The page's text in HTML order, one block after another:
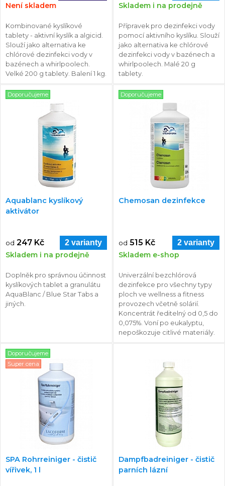
Není skladem
Kombinované kyslíkové
tablety - aktivní kyslík a algicid.
Slouží jako alternativa ke
chlórové dezinfekci vody v
bazénech a whirlpoolech.
Velké 200 g tablety. Balení 1 kg.
Skladem i na prodejně
Přípravek pro dezinfekci vody
pomocí aktivního kyslíku. Slouží
jako alternativa ke chlórové
dezinfekci vody v bazénech a
whirlpoolech. Malé 20 g
tablety.
Doporučujeme
Aquablanc kyslíkový
aktivátor
od 247 Kč 2 varianty
Skladem i na prodejně
Doplněk pro správnou účinnost
kyslíkových tablet a granulátu
AquaBlanc / Blue Star Tabs a
jiných.
Doporučujeme
Chemosan dezinfekce
od 515 Kč 2 varianty
Skladem e-shop
Univerzální bezchlórová
dezinfekce pro všechny typy
ploch ve wellness a fitness
provozech včetně solárií.
Koncentrát ředitelný od 0,5 do
0,075%. Voní po eukalyptu,
nepoškozuje citlivé materiály.
Doporučujeme
Super cena
SPA Rohrreiniger - čistič
vířivek, 1 l
Dampfbadreiniger - čistič
parních lázní